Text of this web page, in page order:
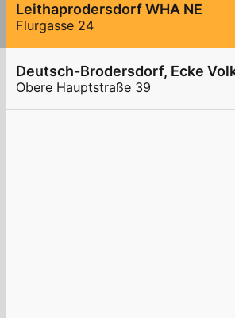
Leithaprodersdorf WHA NE
Flurgasse 24
Deutsch-Brodersdorf, Ecke
Obere Hauptstraße 39